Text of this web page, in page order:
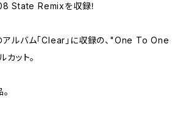
State Remixを収録！
ルバム「Clear」に収録の、"One To One
ット。